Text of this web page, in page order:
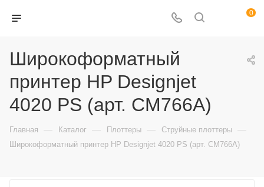
0
Широкоформатный
принтер HP Designjet
4020 PS (арт. CM766A)
Главная — Каталог — Плоттеры — Струйные плоттеры —
Широкоформатный принтер HP Designjet 4020 PS (арт. CM766A)